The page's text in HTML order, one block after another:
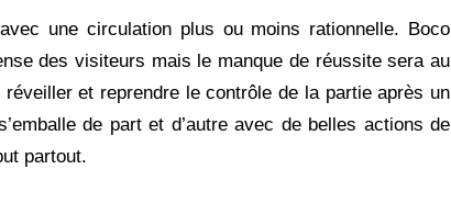
une circulation plus ou moins rationnelle. Boco
des visiteurs mais le manque de réussite sera au
et reprendre le contrôle de la partie après un
de part et d’autre avec de belles actions de
partout.